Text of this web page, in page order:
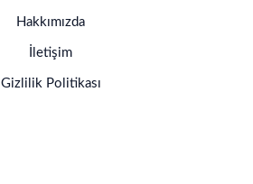
Hakkımızda
İletişim
Gizlilik Politikası